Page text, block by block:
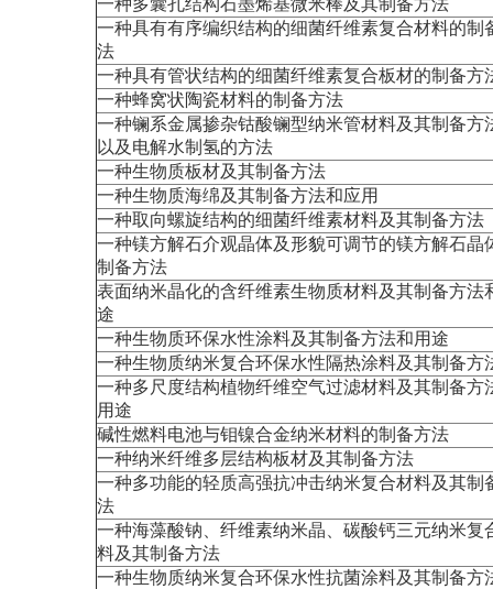
一种多囊孔结构石墨烯基微米棒及其制备方法
一种具有有序编织结构的细菌纤维素复合材料的制
法
一种具有管状结构的细菌纤维素复合板材的制备方
一种蜂窝状陶瓷材料的制备方法
一种镧系金属掺杂钴酸镧型纳米管材料及其制备方
以及电解水制氢的方法
一种生物质板材及其制备方法
一种生物质海绵及其制备方法和应用
一种取向螺旋结构的细菌纤维素材料及其制备方法
一种镁方解石介观晶体及形貌可调节的镁方解石晶
制备方法
表面纳米晶化的含纤维素生物质材料及其制备方法
途
一种生物质环保水性涂料及其制备方法和用途
一种生物质纳米复合环保水性隔热涂料及其制备方
一种多尺度结构植物纤维空气过滤材料及其制备方
用途
碱性燃料电池与钼镍合金纳米材料的制备方法
一种纳米纤维多层结构板材及其制备方法
一种多功能的轻质高强抗冲击纳米复合材料及其制
法
一种海藻酸钠、纤维素纳米晶、碳酸钙三元纳米复
料及其制备方法
一种生物质纳米复合环保水性抗菌涂料及其制备方